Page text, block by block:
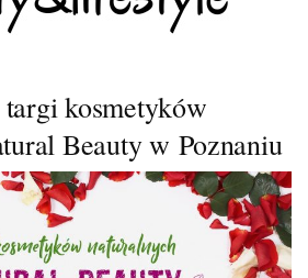
kosmetyków
Beauty w Poznaniu